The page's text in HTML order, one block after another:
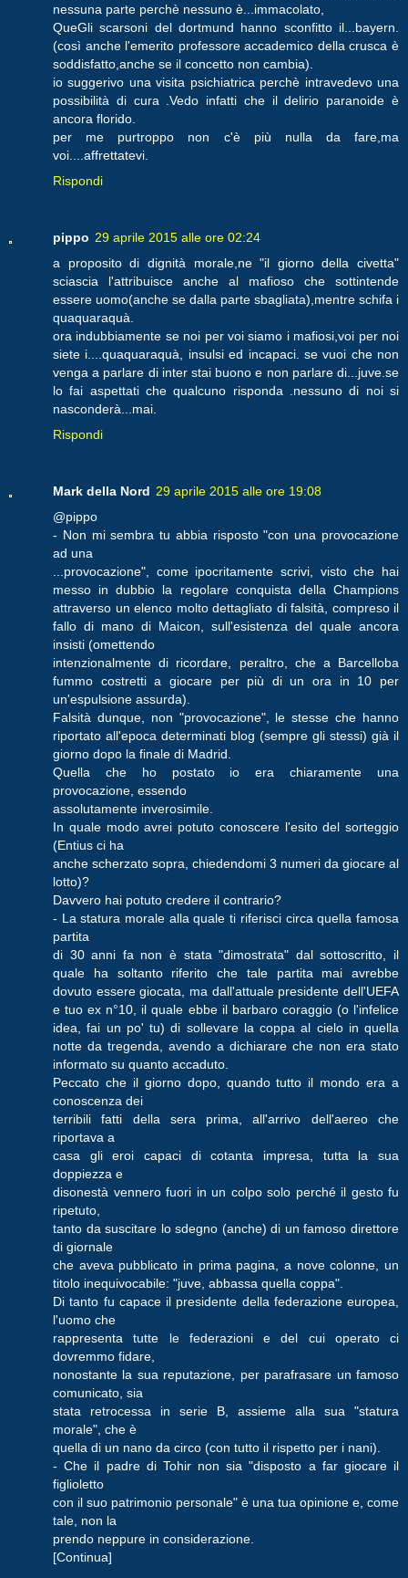
nessuna parte perchè nessuno è...immacolato,
QueGli scarsoni del dortmund hanno sconfitto il...bayern.
(così anche l'emerito professore accademico della crusca è
soddisfatto,anche se il concetto non cambia).
io suggerivo una visita psichiatrica perchè intravedevo una
possibilità di cura .Vedo infatti che il delirio paranoide è
ancora florido.
per me purtroppo non c'è più nulla da fare,ma
voi....affrettatevi.
Rispondi
pippo 29 aprile 2015 alle ore 02:24
a proposito di dignità morale,ne "il giorno della civetta"
sciascia l'attribuisce anche al mafioso che sottintende
essere uomo(anche se dalla parte sbagliata),mentre schifa i
quaquaraquà.
ora indubbiamente se noi per voi siamo i mafiosi,voi per noi
siete i....quaquaraquà, insulsi ed incapaci. se vuoi che non
venga a parlare di inter stai buono e non parlare di...juve.se
lo fai aspettati che qualcuno risponda .nessuno di noi si
nasconderà...mai.
Rispondi
Mark della Nord 29 aprile 2015 alle ore 19:08
@pippo
- Non mi sembra tu abbia risposto "con una provocazione
ad una
...provocazione", come ipocritamente scrivi, visto che hai
messo in dubbio la regolare conquista della Champions
attraverso un elenco molto dettagliato di falsità, compreso il
fallo di mano di Maicon, sull'esistenza del quale ancora
insisti (omettendo
intenzionalmente di ricordare, peraltro, che a Barcelloba
fummo costretti a giocare per più di un ora in 10 per
un'espulsione assurda).
Falsità dunque, non "provocazione", le stesse che hanno
riportato all'epoca determinati blog (sempre gli stessi) già il
giorno dopo la finale di Madrid.
Quella che ho postato io era chiaramente una
provocazione, essendo
assolutamente inverosimile.
In quale modo avrei potuto conoscere l'esito del sorteggio
(Entius ci ha
anche scherzato sopra, chiedendomi 3 numeri da giocare al
lotto)?
Davvero hai potuto credere il contrario?
- La statura morale alla quale ti riferisci circa quella famosa
partita
di 30 anni fa non è stata "dimostrata" dal sottoscritto, il
quale ha soltanto riferito che tale partita mai avrebbe
dovuto essere giocata, ma dall'attuale presidente dell'UEFA
e tuo ex n°10, il quale ebbe il barbaro coraggio (o l'infelice
idea, fai un po' tu) di sollevare la coppa al cielo in quella
notte da tregenda, avendo a dichiarare che non era stato
informato su quanto accaduto.
Peccato che il giorno dopo, quando tutto il mondo era a
conoscenza dei
terribili fatti della sera prima, all'arrivo dell'aereo che
riportava a
casa gli eroi capaci di cotanta impresa, tutta la sua
doppiezza e
disonestà vennero fuori in un colpo solo perché il gesto fu
ripetuto,
tanto da suscitare lo sdegno (anche) di un famoso direttore
di giornale
che aveva pubblicato in prima pagina, a nove colonne, un
titolo inequivocabile: "juve, abbassa quella coppa".
Di tanto fu capace il presidente della federazione europea,
l'uomo che
rappresenta tutte le federazioni e del cui operato ci
dovremmo fidare,
nonostante la sua reputazione, per parafrasare un famoso
comunicato, sia
stata retrocessa in serie B, assieme alla sua "statura
morale", che è
quella di un nano da circo (con tutto il rispetto per i nani).
- Che il padre di Tohir non sia "disposto a far giocare il
figlioletto
con il suo patrimonio personale" è una tua opinione e, come
tale, non la
prendo neppure in considerazione.
[Continua]